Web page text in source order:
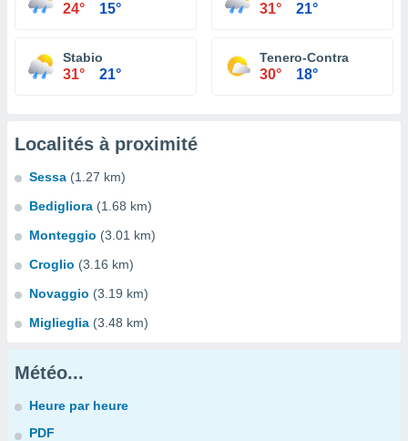
24° 15° 31° 21°
Stabio
31° 21°
Tenero-Contra
30° 18°
Localités à proximité
Sessa (1.27 km)
Bedigliora (1.68 km)
Monteggio (3.01 km)
Croglio (3.16 km)
Novaggio (3.19 km)
Miglieglia (3.48 km)
Météo...
Heure par heure
PDF